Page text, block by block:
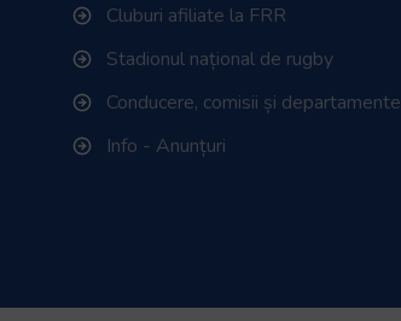
Cluburi afiliate la FRR
Stadionul național de rugby
Conducere, comisii și departamente
Info - Anunțuri